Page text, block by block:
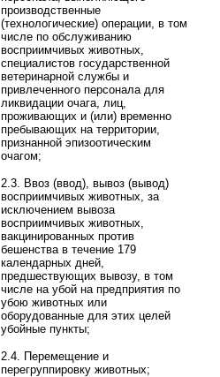
производственные
(технологические) операции, в том
числе по обслуживанию
восприимчивых животных,
специалистов государственной
ветеринарной службы и
привлеченного персонала для
ликвидации очага, лиц,
проживающих и (или) временно
пребывающих на территории,
признанной эпизоотическим
очагом;
2.3. Ввоз (ввод), вывоз (вывод)
восприимчивых животных, за
исключением вывоза
восприимчивых животных,
вакцинированных против
бешенства в течение 179
календарных дней,
предшествующих вывозу, в том
числе на убой на предприятия по
убою животных или
оборудованные для этих целей
убойные пункты;
2.4. Перемещение и
перегруппировку животных;